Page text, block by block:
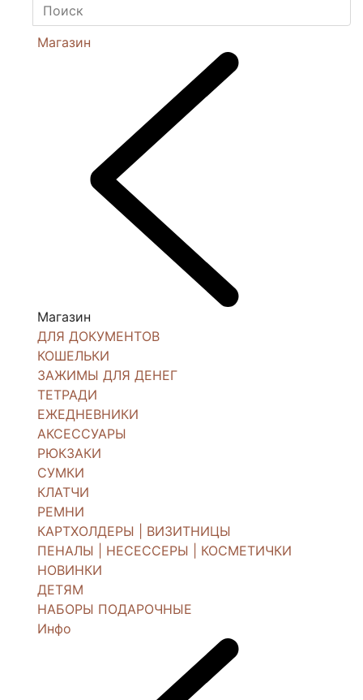
Магазин
Магазин
ДЛЯ ДОКУМЕНТОВ
КОШЕЛЬКИ
ЗАЖИМЫ ДЛЯ ДЕНЕГ
ТЕТРАДИ
ЕЖЕДНЕВНИКИ
АКСЕССУАРЫ
РЮКЗАКИ
СУМКИ
КЛАТЧИ
РЕМНИ
КАРТХОЛДЕРЫ | ВИЗИТНИЦЫ
ПЕНАЛЫ | НЕСЕССЕРЫ | КОСМЕТИЧКИ
НОВИНКИ
ДЕТЯМ
НАБОРЫ ПОДАРОЧНЫЕ
Инфо